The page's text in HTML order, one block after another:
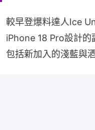
較早登爆料達人Ice
iPhone 18 Pro設計的
包括新加入的淺藍與